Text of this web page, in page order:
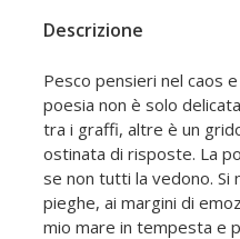
Descrizione
Pesco pensieri nel caos
poesia non è solo
tra i graffi, altre è un
ostinata di risposte. La
se non tutti la vedono. Si
pieghe, ai margini di
mio mare in tempesta e